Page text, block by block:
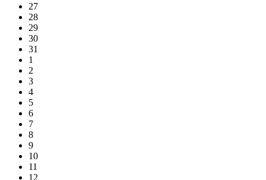
27
28
29
30
31
1
2
3
4
5
6
7
8
9
10
11
12